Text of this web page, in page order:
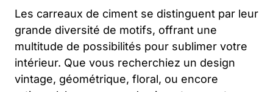
Les carreaux de ciment se distinguent par leur
grande diversité de motifs, offrant une
multitude de possibilités pour sublimer votre
intérieur. Que vous recherchiez un design
vintage, géométrique, floral, ou encore